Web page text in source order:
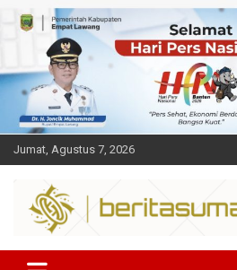
Jumat, Agustus 7, 2026
Sumsel